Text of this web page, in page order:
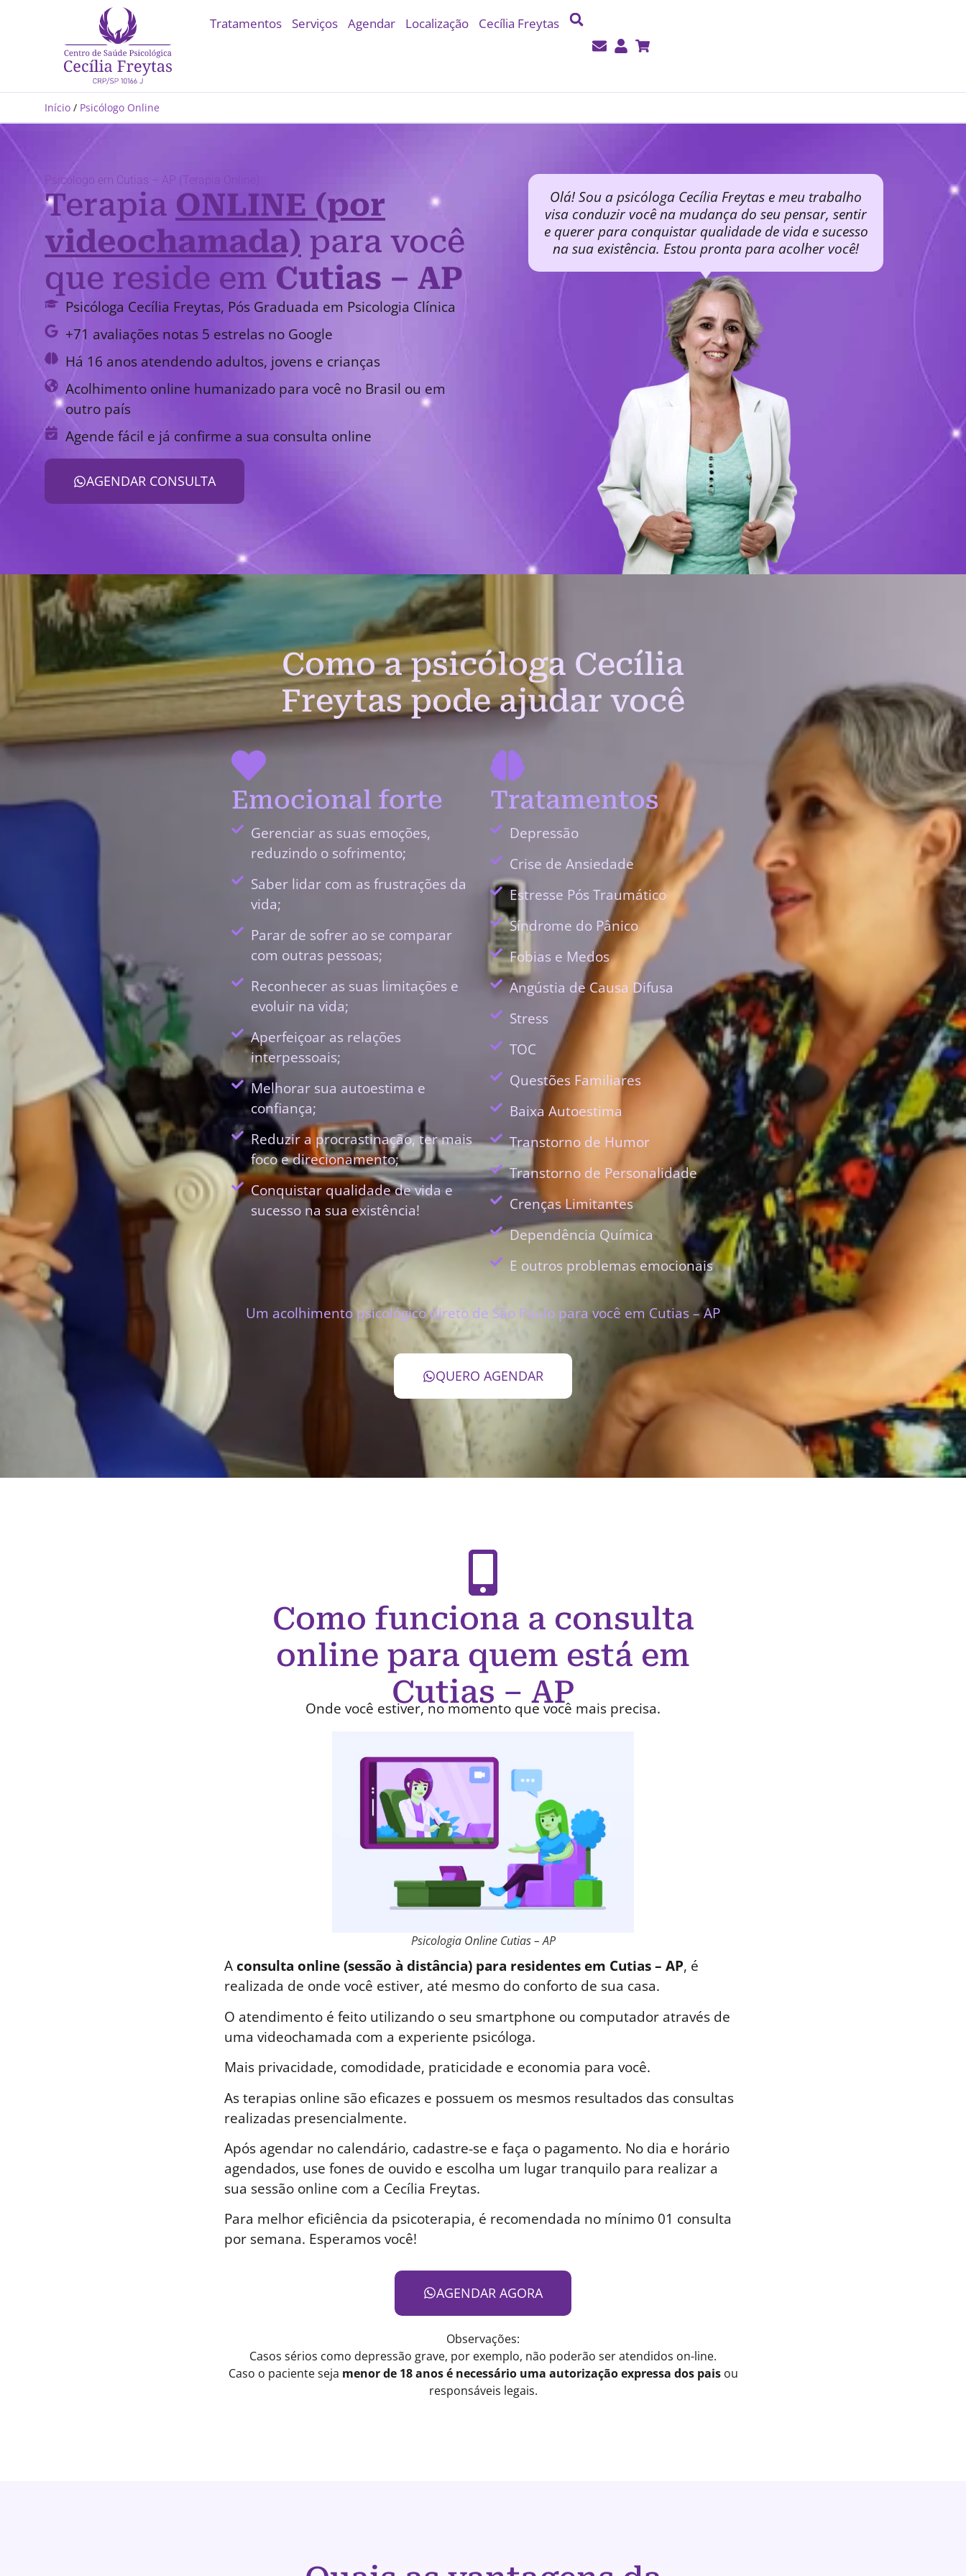
Tratamentos Serviços Agendar Localização Cecília Freytas
Início / Psicólogo Online
Psicólogo em Cutias – AP (Terapia Online)
Terapia ONLINE (por
videochamada) para você
que reside em Cutias – AP
Psicóloga Cecília Freytas, Pós Graduada em Psicologia Clínica
+71 avaliações notas 5 estrelas no Google
Há 16 anos atendendo adultos, jovens e crianças
Acolhimento online humanizado para você no Brasil ou em
outro país
Agende fácil e já confirme a sua consulta online
AGENDAR CONSULTA
Olá! Sou a psicóloga Cecília Freytas e meu trabalho
visa conduzir você na mudança do seu pensar, sentir
e querer para conquistar qualidade de vida e sucesso
na sua existência. Estou pronta para acolher você!
Como a psicóloga Cecília
Freytas pode ajudar você
Emocional forte
Gerenciar as suas emoções,
reduzindo o sofrimento;
Saber lidar com as frustrações da
vida;
Parar de sofrer ao se comparar
com outras pessoas;
Reconhecer as suas limitações e
evoluir na vida;
Aperfeiçoar as relações
interpessoais;
Melhorar sua autoestima e
confiança;
Reduzir a procrastinação, ter mais
foco e direcionamento;
Conquistar qualidade de vida e
sucesso na sua existência!
Tratamentos
Depressão
Crise de Ansiedade
Estresse Pós Traumático
Síndrome do Pânico
Fobias e Medos
Angústia de Causa Difusa
Stress
TOC
Questões Familiares
Baixa Autoestima
Transtorno de Humor
Transtorno de Personalidade
Crenças Limitantes
Dependência Química
E outros problemas emocionais
Um acolhimento psicológico direto de São Paulo para você em Cutias – AP
QUERO AGENDAR
Como funciona a consulta
online para quem está em
Cutias – AP
Onde você estiver, no momento que você mais precisa.
Psicologia Online Cutias – AP
Aconsulta online (sessão à distância) para residentes em Cutias – AP, é
realizada de onde você estiver, até mesmo do conforto de sua casa.
O atendimento é feito utilizando o seu smartphone ou computador através de
uma videochamada com a experiente psicóloga.
Mais privacidade, comodidade, praticidade e economia para você.
As terapias online são eficazes e possuem os mesmos resultados das consultas
realizadas presencialmente.
Após agendar no calendário, cadastre-se e faça o pagamento. No dia e horário
agendados, use fones de ouvido e escolha um lugar tranquilo para realizar a
sua sessão online com a Cecília Freytas.
Para melhor eficiência da psicoterapia, é recomendada no mínimo 01 consulta
por semana. Esperamos você!
AGENDAR AGORA
Observações:
Casos sérios como depressão grave, por exemplo, não poderão ser atendidos on-line.
Caso o paciente seja menor de 18 anos é necessário uma autorização expressa dos paisou
responsáveis legais.